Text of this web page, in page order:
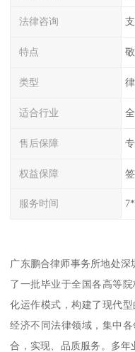
法律咨询
特点
类型
适合行业
售后保障
权益保障
服务时间
广东鹏合律师事务所地处
了一批毕业于全国各高等
化运作模式，构建了现代
经济不同法律领域，集中
合，实现、品质服务。多年